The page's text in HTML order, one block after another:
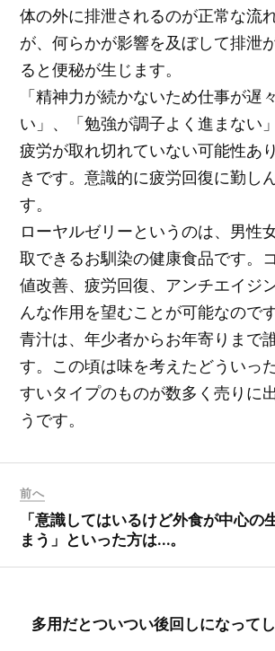
体の外に排泄されるのが正常な流
が、何らかが影響を及ぼして排泄
ると便秘が生じます。
「精神力が続かないため仕事が遅
い」、「勉強が調子よく進まない
疲労が取れ切れていない可能性あ
きです。意識的に疲労回復に勤し
す。
ローヤルゼリーというのは、男性
取できるお馴染の健康食品です。
値改善、疲労回復、アンチエイジ
んな作用を望むことが可能なのです
青汁は、年少者からお年寄りまで
す。この頃は味を考えたどういっ
すいタイプのものが数多く売りに
うです。
前へ
「意識してはいるけど外食が中心の
まう」といった方は…。
多用だとついつい後回しになって